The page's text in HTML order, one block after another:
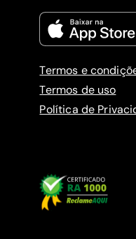
Termos e
Termos de uso
Política de